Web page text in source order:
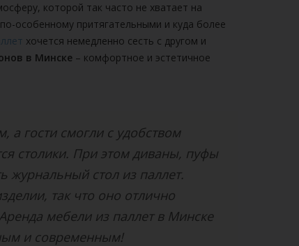
которой так часто не хватает на
по-особенному притягательными и куда более
хочется немедленно сесть с другом и
в Минске – комфортное и эстетичное
а гости смогли с удобством
столики. При этом диваны, пуфы
журнальный стол из паллет.
так что оно отлично
мебели из паллет в Минске
и современным!